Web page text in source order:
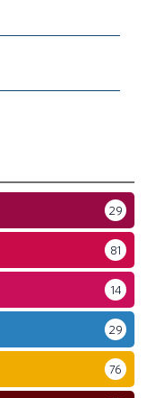
29
81
14
29
76